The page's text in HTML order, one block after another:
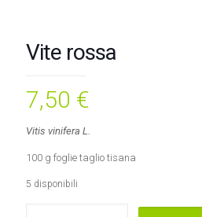
Vite rossa
7,50 €
Vitis vinifera L.
100 g foglie taglio tisana
5 disponibili